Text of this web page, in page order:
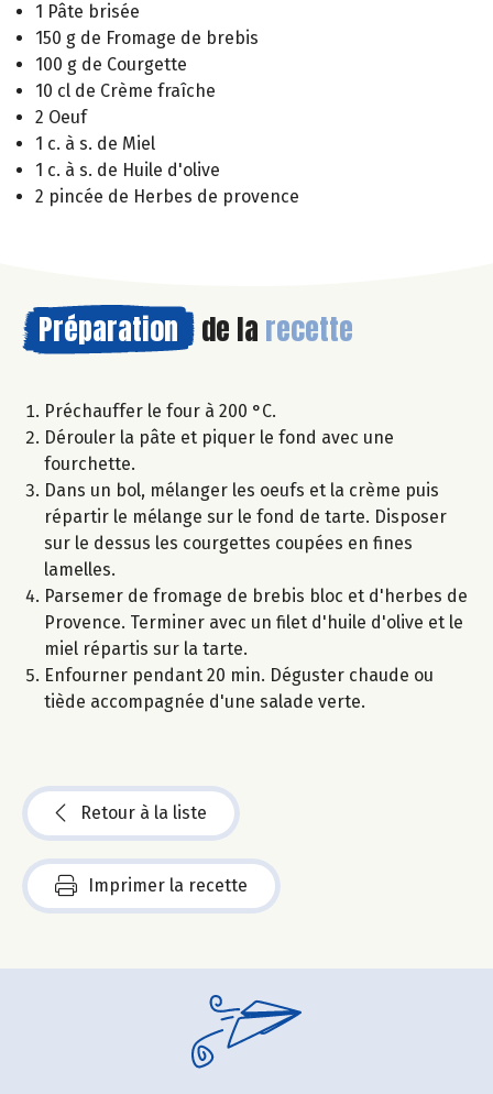
1 Pâte brisée
150 g de Fromage de brebis
100 g de Courgette
10 cl de Crème fraîche
2 Oeuf
1 c. à s. de Miel
1 c. à s. de Huile d'olive
2 pincée de Herbes de provence
Préparation de la recette
Préchauffer le four à 200 °C.
Dérouler la pâte et piquer le fond avec une
fourchette.
Dans un bol, mélanger les oeufs et la crème puis
répartir le mélange sur le fond de tarte. Disposer
sur le dessus les courgettes coupées en fines
lamelles.
Parsemer de fromage de brebis bloc et d'herbes de
Provence. Terminer avec un filet d'huile d'olive et le
miel répartis sur la tarte.
Enfourner pendant 20 min. Déguster chaude ou
tiède accompagnée d'une salade verte.
Retour à la liste
Imprimer la recette